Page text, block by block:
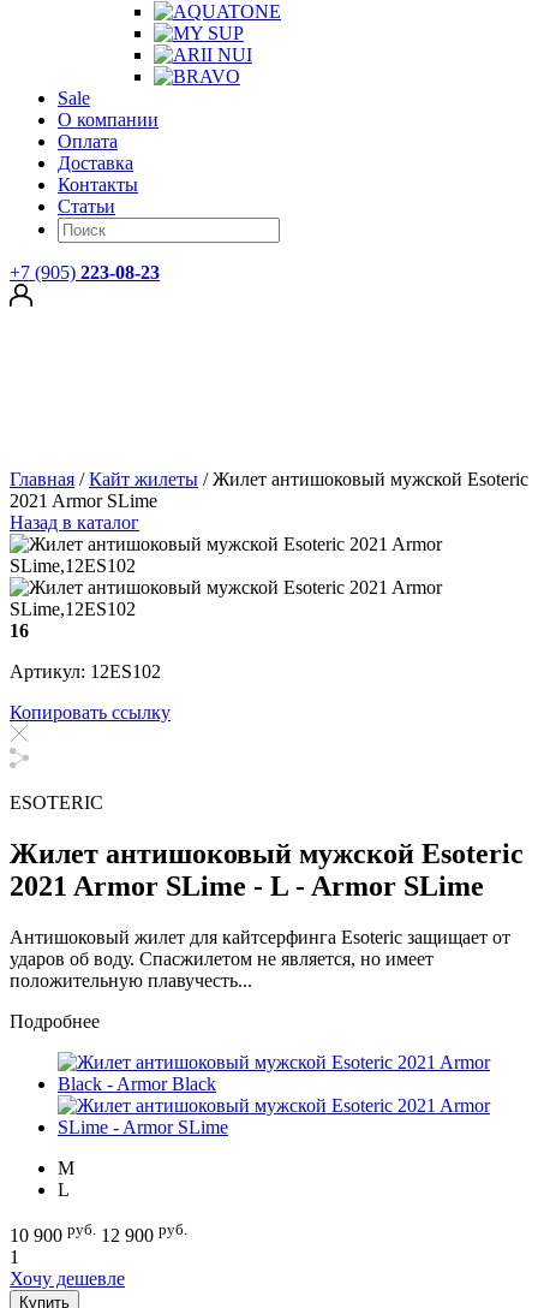
Sale
О компании
Оплата
Доставка
Контакты
Статьи
+7 (905) 223-08-23
Главная /Кайт жилеты /Жилет антишоковый мужской Esoteric
2021 Armor SLime
Назад в каталог
16
Артикул: 12ES102
Копировать ссылку
ESOTERIC
Жилет антишоковый мужской Esoteric
2021 Armor SLime - L - Armor SLime
Антишоковый жилет для кайтсерфинга Esoteric защищает от
ударов об воду. Спасжилетом не является, но имеет
положительную плавучесть...
Подробнее
M
L
10 900 руб. 12 900 руб.
1
Хочу дешевле
Купить